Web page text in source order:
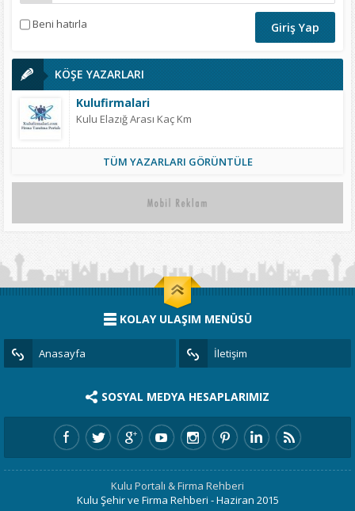
Beni hatırla
KÖŞE YAZARLARI
Kulufirmalari
Kulu Elazığ Arası Kaç Km
TÜM YAZARLARI GÖRÜNTÜLE
KOLAY ULAŞIM MENÜSÜ
Anasayfa İletişim
SOSYAL MEDYA HESAPLARIMIZ
Kulu Portalı & Firma Rehberi
Kulu Şehir ve Firma Rehberi - Haziran 2015